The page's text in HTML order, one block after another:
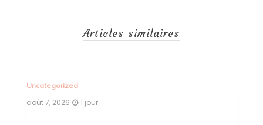
Articles similaires
Uncategorized
août 7, 2026 1 jour